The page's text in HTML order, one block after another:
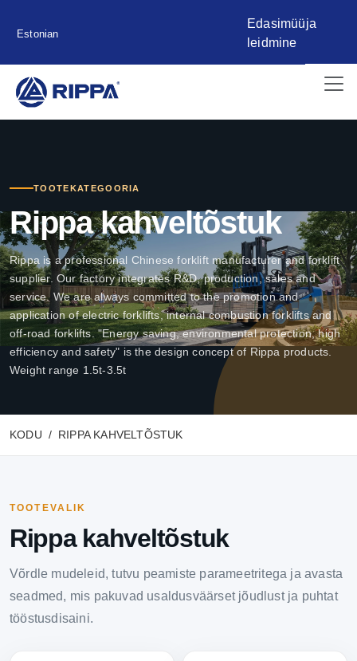
Estonian
Edasimüüja
leidmine
TOOTEKATEGOORIA
Rippa kahveltõstuk
Rippa is a professional Chinese forklift manufacturer and forklift
supplier. Our factory integrates R&D, production, sales and
service. We are always committed to the promotion and
application of electric forklifts, internal combustion forklifts and
off-road forklifts. "Energy saving, environmental protection, high
efficiency and safety" is the design concept of Rippa products.
Weight range 1.5t-3.5t
KODU RIPPA KAHVELTÕSTUK
TOOTEVALIK
Rippa kahveltõstuk
Võrdle mudeleid, tutvu peamiste parameetritega ja avasta
seadmed, mis pakuvad usaldusväärset jõudlust ja puhtat
tööstusdisaini.